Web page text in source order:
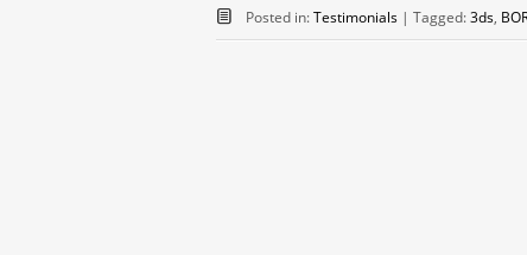
Posted in:Testimonials | Tagged:3ds,